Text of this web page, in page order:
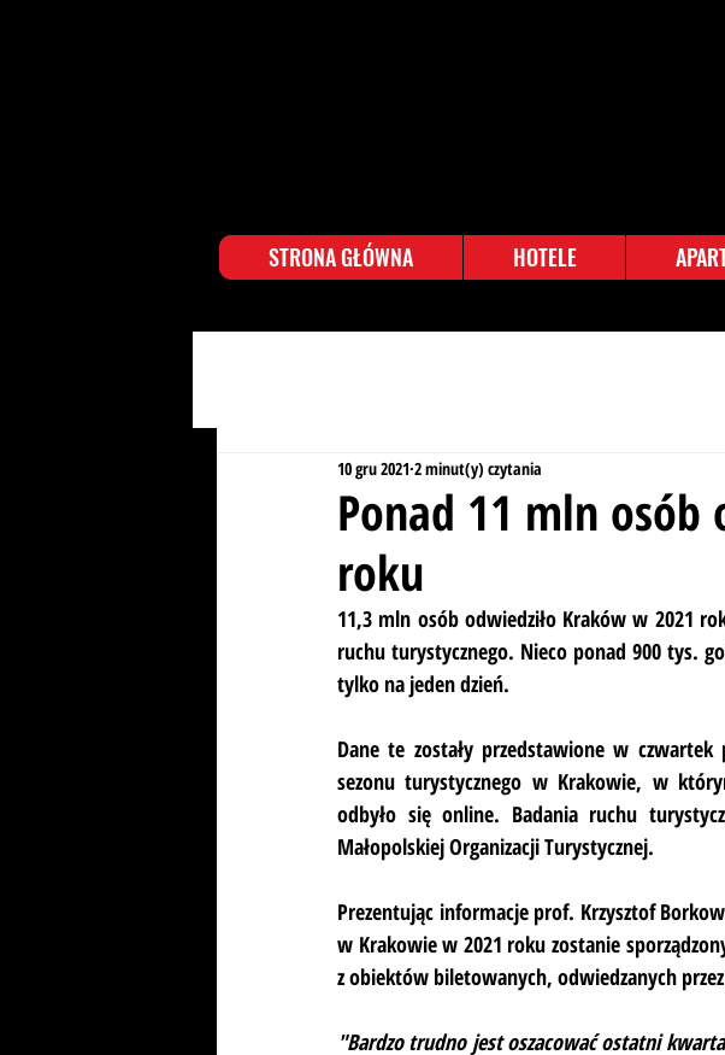
STRONA GŁÓWNA HOTELE
Ponad 11 mln osób
roku
10 gru 2021 2 minut(y) czytania
11,3 mln osób odwiedziło Kraków w 2021
ruchu turystycznego. Nieco ponad 900 tys.
tylko na jeden dzień.
Dane te zostały przedstawione w
sezonu turystycznego w Krakowie, w
odbyło się online. Badania ruchu
Małopolskiej Organizacji Turystycznej.
Prezentując informacje prof. Krzysztof
w Krakowie w 2021 roku zostanie
z obiektów biletowanych, odwiedzanych
"Bardzo trudno jest oszacować ostatni